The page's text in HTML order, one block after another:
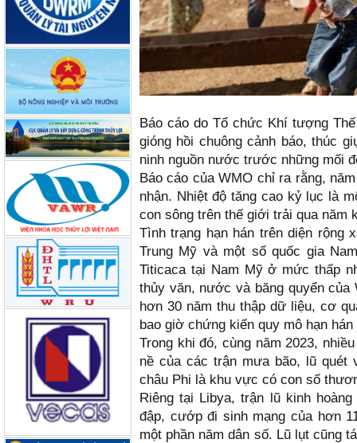
Báo cáo do Tổ chức Khí tượng
gióng hồi chuông cảnh báo, thúc
ninh nguồn nước trước những mối
Báo cáo của WMO chỉ ra rằng,
nhận. Nhiệt độ tăng cao kỷ lục là
con sông trên thế giới trải qua năm
Tình trạng hạn hán trên diện
Trung Mỹ và một số quốc gia
Titicaca tại Nam Mỹ ở mức thấp
thủy văn, nước và băng quyển của
hơn 30 năm thu thập dữ liệu, cơ
bao giờ chứng kiến quy mô hạn
Trong khi đó, cùng năm 2023,
nề của các trận mưa bão, lũ quét
châu Phi là khu vực có con số
Riêng tại Libya, trận lũ kinh
đập, cướp đi sinh mạng của hơn
một phần năm dân số. Lũ lụt cũng